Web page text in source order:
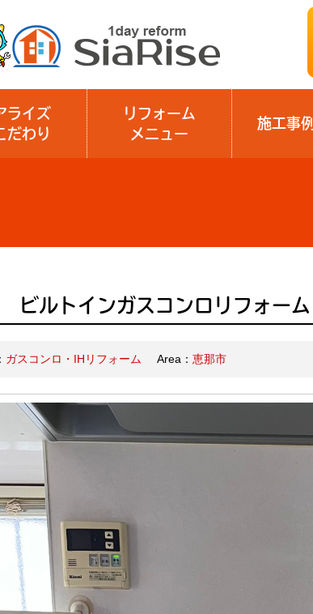
ライズ
だわり
リフォーム
メニュー
施工事例
ビルトインガスコンロリフォーム
ガスコンロ・IHリフォーム Area： 恵那市